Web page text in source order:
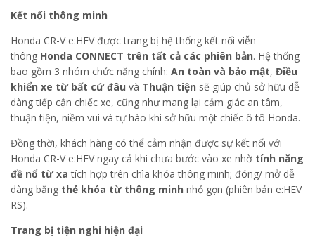
Kết nối thông minh
Honda CR-V e:HEV được trang bị hệ thống kết nối viễn
thông Honda CONNECT trên tất cả các phiên bản. Hệ thống
bao gồm 3 nhóm chức năng chính: An toàn và bảo mật, Điều
khiển xe từ bất cứ đâu và Thuận tiện sẽ giúp chủ sở hữu dễ
dàng tiếp cận chiếc xe, cũng như mang lại cảm giác an tâm,
thuận tiện, niềm vui và tự hào khi sở hữu một chiếc ô tô Honda.
Đồng thời, khách hàng có thể cảm nhận được sự kết nối với
Honda CR-V e:HEV ngay cả khi chưa bước vào xe nhờ tính năng
đề nổ từ xa tích hợp trên chìa khóa thông minh; đóng/ mở dễ
dàng bằng thẻ khóa từ thông minh nhỏ gọn (phiên bản e:HEV
RS).
Trang bị tiện nghi hiện đại